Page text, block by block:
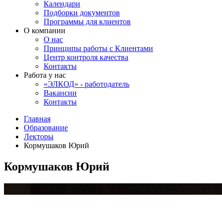
Календари
Подборки документов
Программы для клиентов
О компании
О нас
Принципы работы с Клиентами
Центр контроля качества
Контакты
Работа у нас
«ЭЛКОД» - работодатель
Вакансии
Контакты
Главная
Образование
Лекторы
Кормушаков Юрий
Кормушаков Юрий